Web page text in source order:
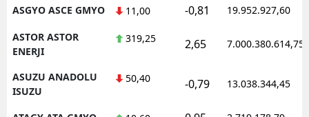
ASGYO ASCE GMYO 11,00 -0,81 19.952.927,60
ASTOR ASTOR
ENERJI
319,25 2,65 7.000.380.614,75
ASUZU ANADOLU
ISUZU
50,40 -0,79 13.038.344,45